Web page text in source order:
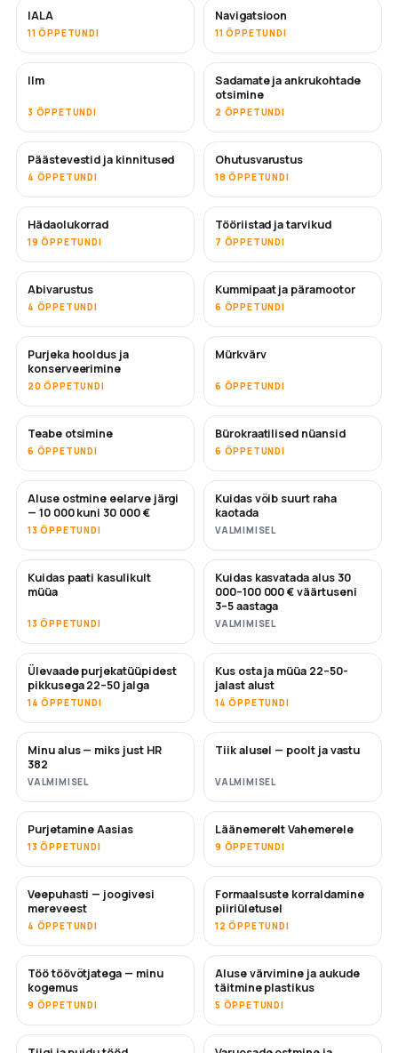
IALA
11 ÕPPETUNDI
Navigatsioon
11 ÕPPETUNDI
Ilm
3 ÕPPETUNDI
Sadamate ja ankrukohtade
otsimine
2 ÕPPETUNDI
Päästevestid ja kinnitused
4 ÕPPETUNDI
Ohutusvarustus
18 ÕPPETUNDI
Hädaolukorrad
19 ÕPPETUNDI
Tööriistad ja tarvikud
7 ÕPPETUNDI
Abivarustus
4 ÕPPETUNDI
Kummipaat ja päramootor
6 ÕPPETUNDI
Purjeka hooldus ja
konserveerimine
20 ÕPPETUNDI
TULEMAS
Mürkvärv
6 ÕPPETUNDI
Teabe otsimine
6 ÕPPETUNDI
Bürokraatilised nüansid
6 ÕPPETUNDI
TULEMAS
Aluse ostmine eelarve järgi
— 10 000 kuni 30 000 €
13 ÕPPETUNDI
TULEMAS
Kuidas võib suurt raha
kaotada
VALMIMISEL
UUS
Kuidas paati kasulikult
müüa
13 ÕPPETUNDI
UUS
Kuidas kasvatada alus 30
000–100 000 € väärtuseni
3–5 aastaga
VALMIMISEL
TULEMAS
Ülevaade purjekatüüpidest
pikkusega 22–50 jalga
14 ÕPPETUNDI
TULEMAS
Kus osta ja müüa 22–50-
jalast alust
14 ÕPPETUNDI
TULEMAS
Minu alus — miks just HR
382
VALMIMISEL
TULEMAS
Tiik alusel — poolt ja vastu
VALMIMISEL
TULEMAS
Purjetamine Aasias
13 ÕPPETUNDI
TULEMAS
Läänemerelt Vahemerele
9 ÕPPETUNDI
TULEMAS
Veepuhasti — joogivesi
mereveest
4 ÕPPETUNDI
Formaalsuste korraldamine
piiriületusel
12 ÕPPETUNDI
TULEMAS
Töö töövõtjatega — minu
kogemus
9 ÕPPETUNDI
TULEMAS
Aluse värvimine ja aukude
täitmine plastikus
5 ÕPPETUNDI